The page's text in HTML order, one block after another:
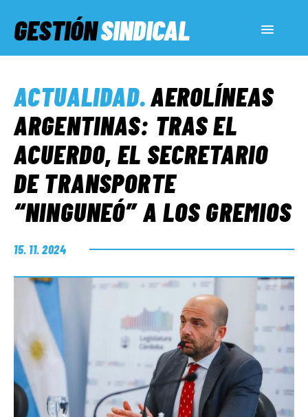
GESTIÓNSINDICAL
SERVICIOS SOCIALES
INFORMES ESPECIALES
FUERA DE MEGÁFONO
EL LADO «G»
ACTUALIDAD.AEROLÍNEAS
ARGENTINAS: TRAS EL
ACUERDO, EL SECRETARIO
DE TRANSPORTE
“NINGUNEÓ” A LOS GREMIOS
15. 11. 2024